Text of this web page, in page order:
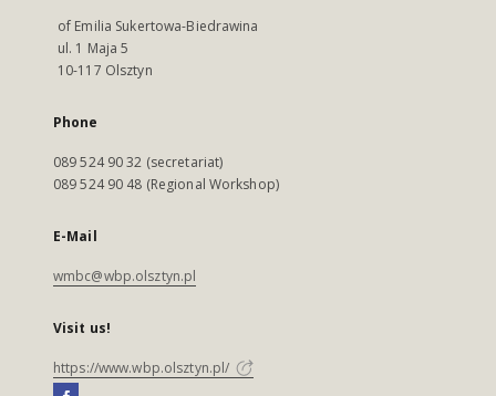
of Emilia Sukertowa-Biedrawina
ul. 1 Maja 5
10-117 Olsztyn
Phone
089 524 90 32 (secretariat)
089 524 90 48 (Regional Workshop)
E-Mail
wmbc@wbp.olsztyn.pl
Visit us!
https://www.wbp.olsztyn.pl/